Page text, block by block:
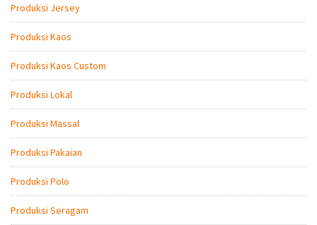
Produksi Jersey
Produksi Kaos
Produksi Kaos Custom
Produksi Lokal
Produksi Massal
Produksi Pakaian
Produksi Polo
Produksi Seragam